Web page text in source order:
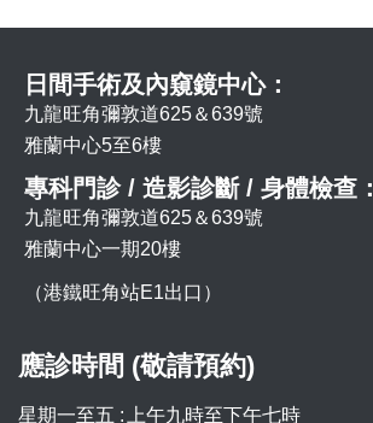
日間手術及內窺鏡中心：
九龍旺角彌敦道625＆639號
雅蘭中心5至6樓
專科門診 / 造影診斷 / 身體檢查：
九龍旺角彌敦道625＆639號
雅蘭中心一期20樓
（港鐵旺角站E1出口）
應診時間 (敬請預約)
星期一至五 : 上午九時至下午七時